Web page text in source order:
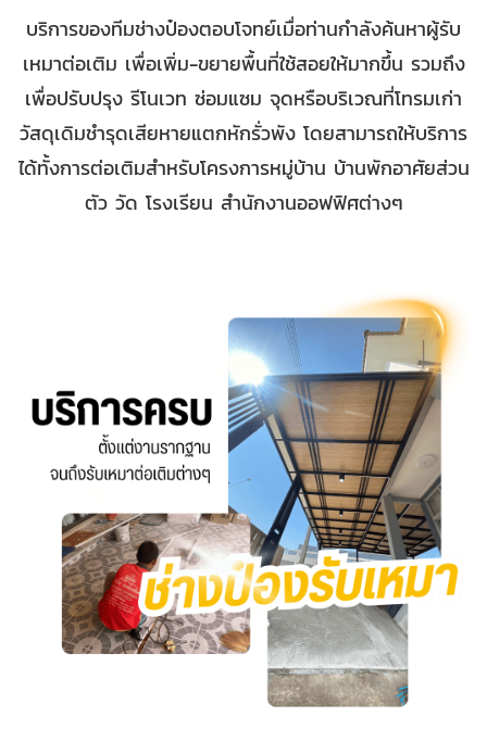
บริการของทีมช่างป๋องตอบโจทย์เมื่อท่านกำลังค้นหาผู้รับ
เหมาต่อเติม เพื่อเพิ่ม-ขยายพื้นที่ใช้สอยให้มากขึ้น รวมถึง
เพื่อปรับปรุง รีโนเวท ซ่อมแซม จุดหรือบริเวณที่โทรมเก่า
วัสดุเดิมชำรุดเสียหายแตกหักรั่วพัง โดยสามารถให้บริการ
ได้ทั้งการต่อเติมสำหรับโครงการหมู่บ้าน บ้านพักอาศัยส่วน
ตัว วัด โรงเรียน สำนักงานออฟฟิศต่างๆ